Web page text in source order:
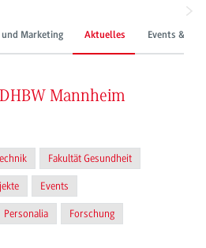
Marketing Aktuelles Events &
Mannheim
Fakultät Gesundheit
Events
Personalia Forschung